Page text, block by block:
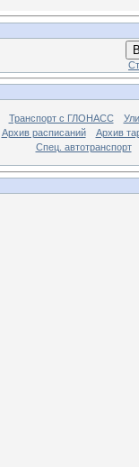
Транспорт с ГЛОНАСС
Архив расписаний
Архив
Спец. автотранспорт